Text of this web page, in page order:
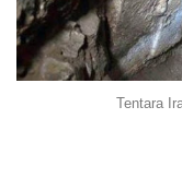
Tentara